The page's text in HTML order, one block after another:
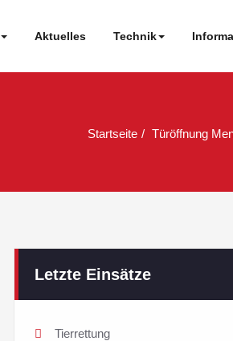
Aktuelles Technik
Startseite Türöffnung
Letzte Einsätze
Tierrettung